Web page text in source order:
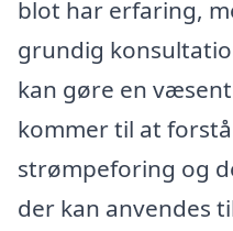
blot har erfaring,
grundig
kan gøre en
kommer til at
strømpeforing og
der kan anvendes